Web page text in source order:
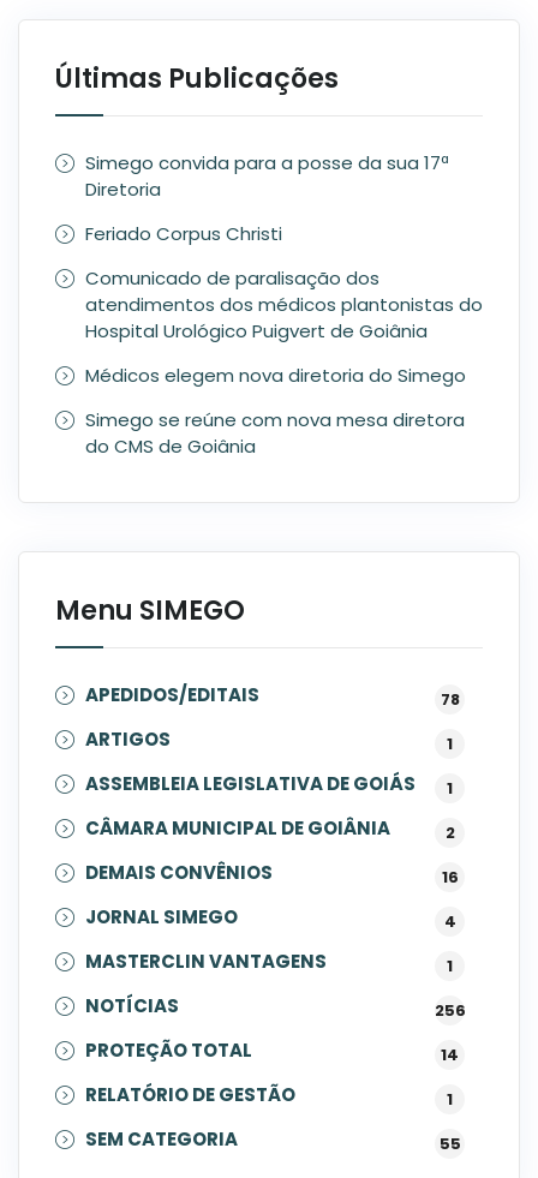
Últimas Publicações
Simego convida para a posse da sua 17ª
Diretoria
Feriado Corpus Christi
Comunicado de paralisação dos
atendimentos dos médicos plantonistas do
Hospital Urológico Puigvert de Goiânia
Médicos elegem nova diretoria do Simego
Simego se reúne com nova mesa diretora
do CMS de Goiânia
Menu SIMEGO
APEDIDOS/EDITAIS 78
ARTIGOS 1
ASSEMBLEIA LEGISLATIVA DE GOIÁS 1
CÂMARA MUNICIPAL DE GOIÂNIA 2
DEMAIS CONVÊNIOS 16
JORNAL SIMEGO 4
MASTERCLIN VANTAGENS 1
NOTÍCIAS 256
PROTEÇÃO TOTAL 14
RELATÓRIO DE GESTÃO 1
SEM CATEGORIA 55